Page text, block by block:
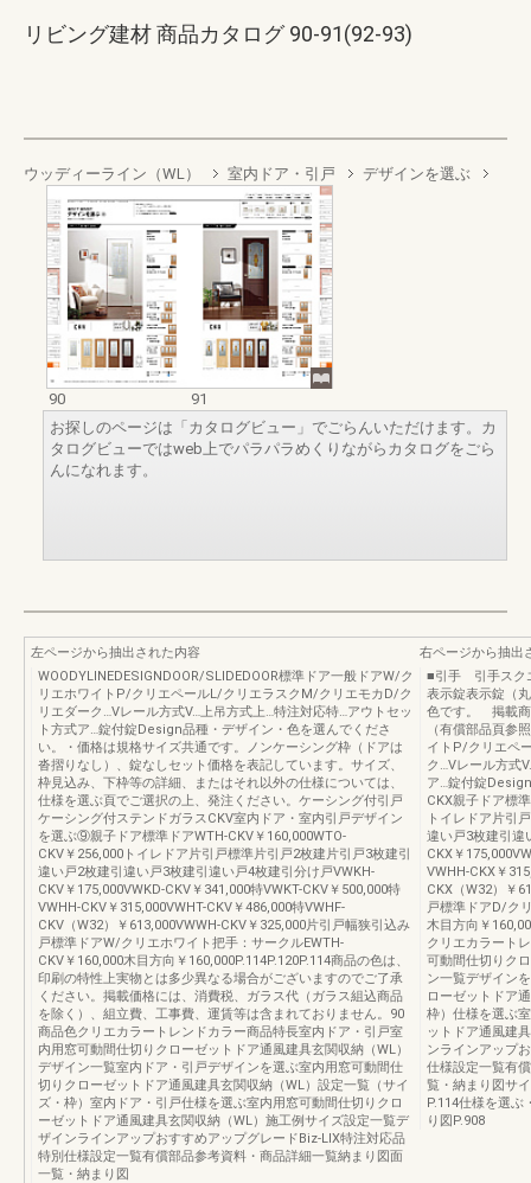
リビング建材 商品カタログ 90-91(92-93)
ウッディーライン（WL） 室内ドア・引戸 デザインを選ぶ
90
91
お探しのページは「カタログビュー」でごらんいただけます。カ
タログビューではweb上でパラパラめくりながらカタログをごら
んになれます。
左ページから抽出された内容
WOODYLINEDESIGNDOOR/SLIDEDOOR標準ドア一般ドアW/ク
リエホワイトP/クリエペールL/クリエラスクM/クリエモカD/ク
リエダーク…Vレール方式V…上吊方式上…特注対応特…アウトセッ
ト方式ア…錠付錠Design品種・デザイン・色を選んでくださ
い。・価格は規格サイズ共通です。ノンケーシング枠（ドアは
沓摺りなし）、錠なしセット価格を表記しています。サイズ、
枠見込み、下枠等の詳細、またはそれ以外の仕様については、
仕様を選ぶ頁でご選択の上、発注ください。ケーシング付引戸
ケーシング付ステンドガラスCKV室内ドア・室内引戸デザイン
を選ぶ⑨親子ドア標準ドアWTH-CKV￥160,000WTO-
CKV￥256,000トイレドア片引戸標準片引戸2枚建片引戸3枚建引
違い戸2枚建引違い戸3枚建引違い戸4枚建引分け戸VWKH-
CKV￥175,000VWKD-CKV￥341,000特VWKT-CKV￥500,000特
VWHH-CKV￥315,000VWHT-CKV￥486,000特VWHF-
CKV（W32）￥613,000VWWH-CKV￥325,000片引戸幅狭引込み
戸標準ドアW/クリエホワイト把手：サークルEWTH-
CKV￥160,000木目方向￥160,000P.114P.120P.114商品の色は、
印刷の特性上実物とは多少異なる場合がございますのでご了承
ください。掲載価格には、消費税、ガラス代（ガラス組込商品
を除く）、組立費、工事費、運賃等は含まれておりません。90
商品色クリエカラートレンドカラー商品特長室内ドア・引戸室
内用窓可動間仕切りクローゼットドア通風建具玄関収納（WL）
デザイン一覧室内ドア・引戸デザインを選ぶ室内用窓可動間仕
切りクローゼットドア通風建具玄関収納（WL）設定一覧（サイ
ズ・枠）室内ドア・引戸仕様を選ぶ室内用窓可動間仕切りクロ
ーゼットドア通風建具玄関収納（WL）施工例サイズ設定一覧デ
ザインラインアップおすすめアップグレードBiz-LIX特注対応品
特別仕様設定一覧有償部品参考資料・商品詳細一覧納まり図面
一覧・納まり図
右ページから抽出
■引手 引手スク
表示錠表示錠（
色です。 掲載商
（有償部品頁参
イトP/クリエペ
ク…Vレール方式
ア…錠付錠
CKX親子ドア標
トイレドア片引
違い戸3枚建引違
CKX￥
VWHH-CKX￥
CKX（W32）￥
戸標準ドアD/ク
木目方向￥
クリエカラート
可動間仕切りク
ン一覧デザイン
ローゼットドア
枠）仕様を選ぶ
ットドア通風建
ンラインアップ
仕様設定一覧有
覧・納まり図サ
P.114仕様を選ぶ
り図P.908